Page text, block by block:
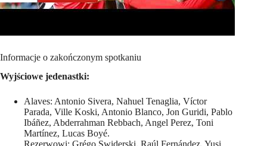
Informacje o zakończonym spotkaniu
Wyjściowe jedenastki:
Alaves: Antonio Sivera, Nahuel Tenaglia, Víctor
Parada, Ville Koski, Antonio Blanco, Jon Guridi, Pablo
Ibáñez, Abderrahman Rebbach, Angel Perez, Toni
Martínez, Lucas Boyé.